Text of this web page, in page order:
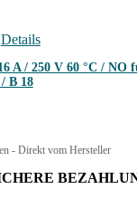
Details
A / 250 V 60 °C /
B 18
- Direkt vom Hersteller